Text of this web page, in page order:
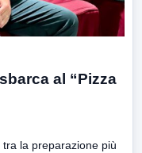
al “Pizza
tra la preparazione più